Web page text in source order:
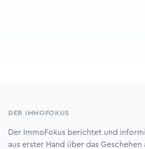
DER IMMOFOKUS
Der ImmoFokus berichtet und
aus erster Hand über das